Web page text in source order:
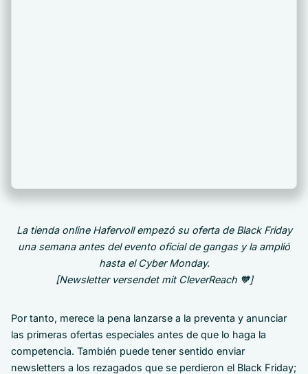
La tienda online Hafervoll empezó su oferta de Black Friday
una semana antes del evento oficial de gangas y la amplió
hasta el Cyber Monday.
[Newsletter versendet mit CleverReach 🧡]
Por tanto, merece la pena lanzarse a la preventa y anunciar
las primeras ofertas especiales antes de que lo haga la
competencia. También puede tener sentido enviar
newsletters a los rezagados que se perdieron el Black Friday;